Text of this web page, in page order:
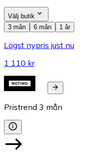
Välj butik
3 mån
6 mån 1 år
Lägst nypris just nu
1 110 kr
Pristrend 3 mån